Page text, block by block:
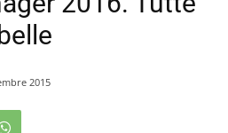
2015